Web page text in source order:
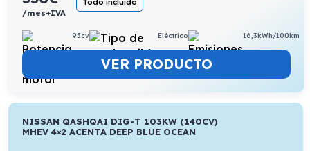
/mes+IVA
Todo incluido
95cv Eléctrico 16,3kWh/100km
VER PRODUCTO
NISSAN QASHQAI DIG-T 103KW (140CV)
MHEV 4×2 ACENTA DEEP BLUE OCEAN